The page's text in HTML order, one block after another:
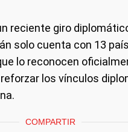
reciente giro
solo cuenta con 13
lo reconocen
los vínculos
COMPARTIR